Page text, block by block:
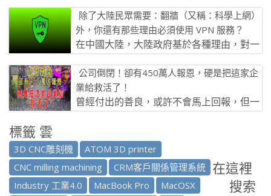
除了大陸民眾需要：翻牆（又稱：科學上網）
外，你還有那些理由必須使用 VPN 服務？
在中國大陸，大陸政府基於各種理由，對一
只好：翻牆（又稱：科 […]公司倒閉！卻有450萬人報恩，硬是把這家企
業給救活了！
曾經付出的善良，或許不會馬上回報，但一
不善，公司倒閉這本來是再正常不過 […]
標籤 雲
3D CNC雕刻機
ATOM 3D printer
CNC milling machining
CRM客戶關係管理系統
Industry 工業4.0
MacBook Pro
MacOSX
在這裡
搜索